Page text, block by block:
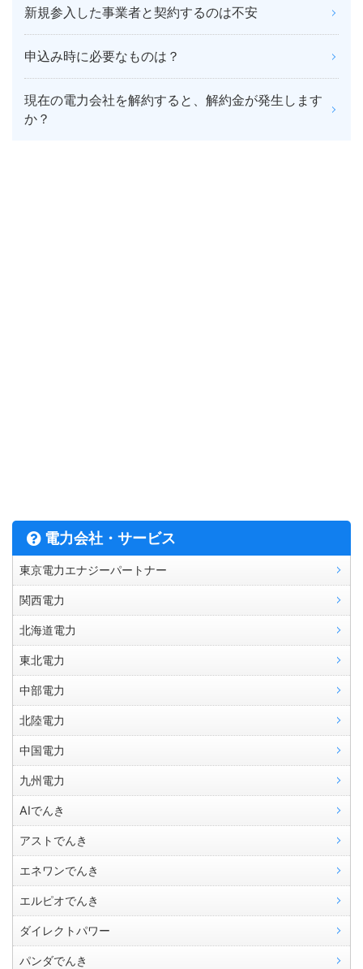
新規参入した事業者と契約するのは不安
申込み時に必要なものは？
現在の電力会社を解約すると、解約金が発生します
か？
電力会社・サービス
東京電力エナジーパートナー
関西電力
北海道電力
東北電力
中部電力
北陸電力
中国電力
九州電力
AIでんき
アストでんき
エネワンでんき
エルピオでんき
ダイレクトパワー
パンダでんき